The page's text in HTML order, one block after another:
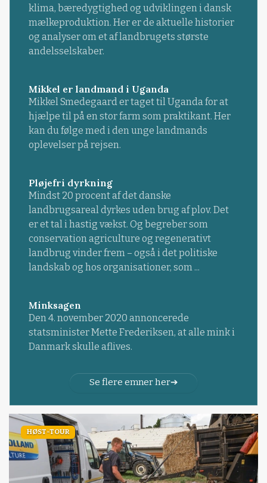
klima, bæredygtighed og udviklingen i dansk
mælkeproduktion. Her er de aktuelle historier
og analyser om et af landbrugets største
andelsselskaber.
Mikkel er landmand i Uganda
Mikkel Smedegaard er taget til Uganda for at
hjælpe til på en stor farm som praktikant. Her
kan du følge med i den unge landmands
oplevelser på rejsen.
Pløjefri dyrkning
Mindst 20 procent af det danske
landbrugsareal dyrkes uden brug af plov. Det
er et tal i hastig vækst. Og begreber som
conservation agriculture og regenerativt
landbrug vinder frem – også i det politiske
landskab og hos organisationer, som ...
Minksagen
Den 4. november 2020 annoncerede
statsminister Mette Frederiksen, at alle mink i
Danmark skulle aflives.
Se flere emner her
HØST-TOUR